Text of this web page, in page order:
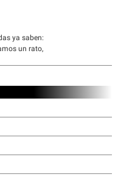
ya saben:
un rato,